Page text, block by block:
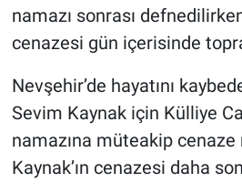
namazı sonrası
cenazesi gün içerisinde
Nevşehir’de hayatını
Sevim Kaynak için Külliye
namazına müteakip cenaze
Kaynak’ın cenazesi daha